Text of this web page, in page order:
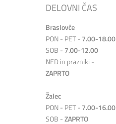
DELOVNI ČAS
Braslovče
PON - PET - 7.00-18.00
SOB - 7.00-12.00
NED in prazniki -
ZAPRTO
Žalec
PON - PET - 7.00-16.00
SOB -ZAPRTO